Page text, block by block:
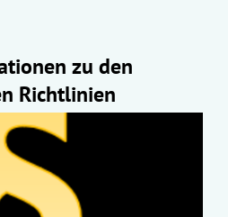
zu den
Richtlinien